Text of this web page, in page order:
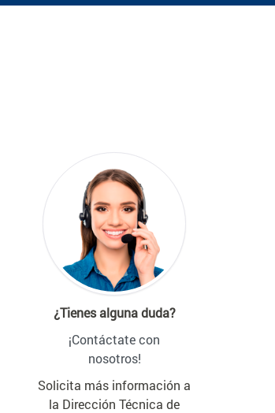
¿Tienes alguna duda?
¡Contáctate con
nosotros!
Solicita más información a
la Dirección Técnica de